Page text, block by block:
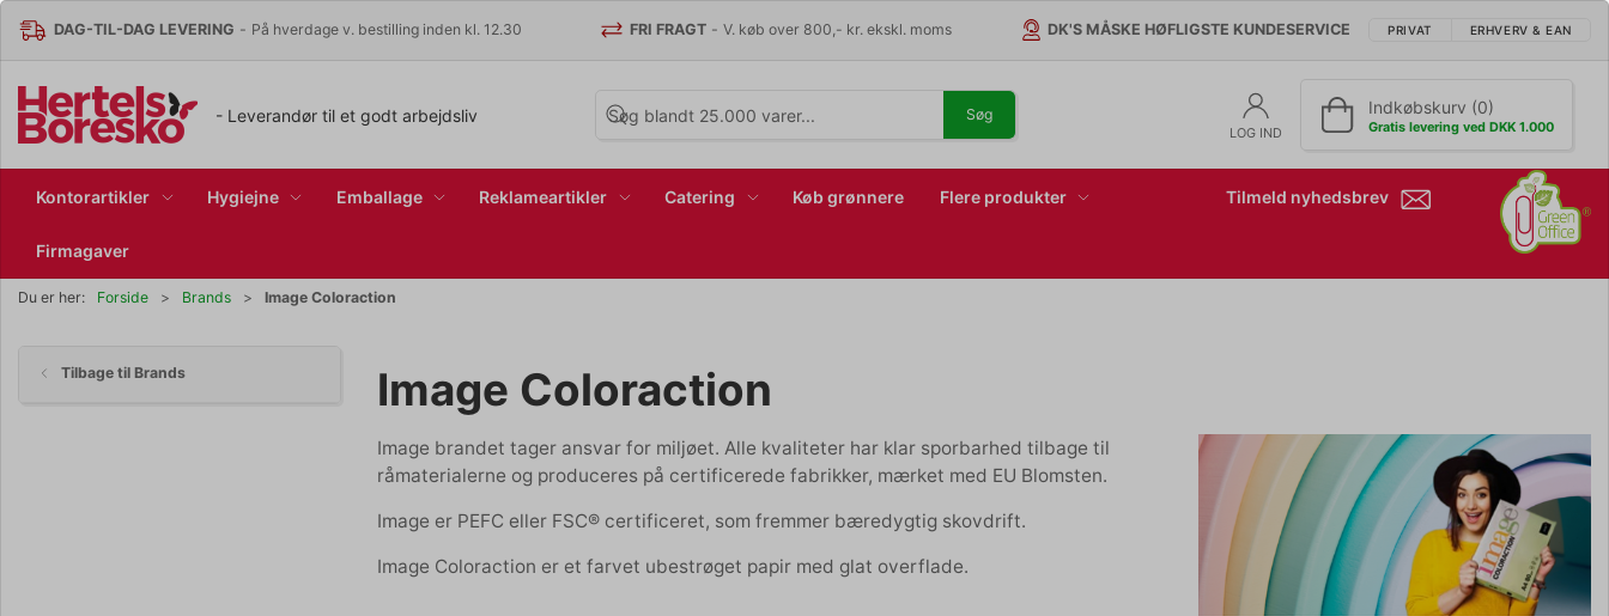
DAG-TIL-DAG LEVERING - På hverdage v. bestilling inden kl. 12.30 FRI FRAGT -V. køb over 800,- kr. ekskl. moms DK'S MÅSKE HØFLIGSTE KUNDESERVICE PRIVAT ERHVERV & EAN
- Leverandør til et godt arbejdsliv Søg
LOG IND
Indkøbskurv (0)
Gratis levering ved DKK 1.000
Kontorartikler Hygiejne Emballage Reklameartikler Catering Køb grønnere Flere produkter
Firmagaver
Tilmeld nyhedsbrev
Du er her: Forside Brands Image Coloraction
Tilbage til Brands Image Coloraction
Image brandet tager ansvar for miljøet. Alle kvaliteter har klar sporbarhed tilbage til
råmaterialerne og produceres på certificerede fabrikker, mærket med EU Blomsten.
Image er PEFC eller FSC® certificeret, som fremmer bæredygtig skovdrift.
Image Coloraction er et farvet ubestrøget papir med glat overflade.